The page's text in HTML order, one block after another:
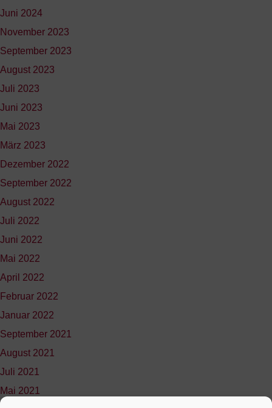
Juni 2024
November 2023
September 2023
August 2023
Juli 2023
Juni 2023
Mai 2023
März 2023
Dezember 2022
September 2022
August 2022
Juli 2022
Juni 2022
Mai 2022
April 2022
Februar 2022
Januar 2022
September 2021
August 2021
Juli 2021
Mai 2021